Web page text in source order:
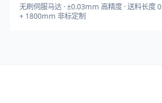
无刷伺服马达 · ±0.03mm 高精度 · 送料长度
+ 1800mm 非标定制